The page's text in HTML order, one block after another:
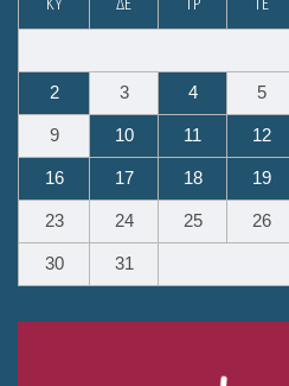
2 3 4 5
9 10 11 12
16 17 18 19
23 24 25 26
30 31